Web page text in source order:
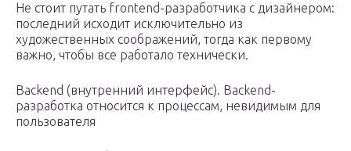
Не стоит путать frontend-разработчика с дизайнером:
последний исходит исключительно из
художественных соображений, тогда как первому
важно, чтобы все работало технически.
Backend (внутренний интерфейс). Backend-
разработка относится к процессам, невидимым для
пользователя